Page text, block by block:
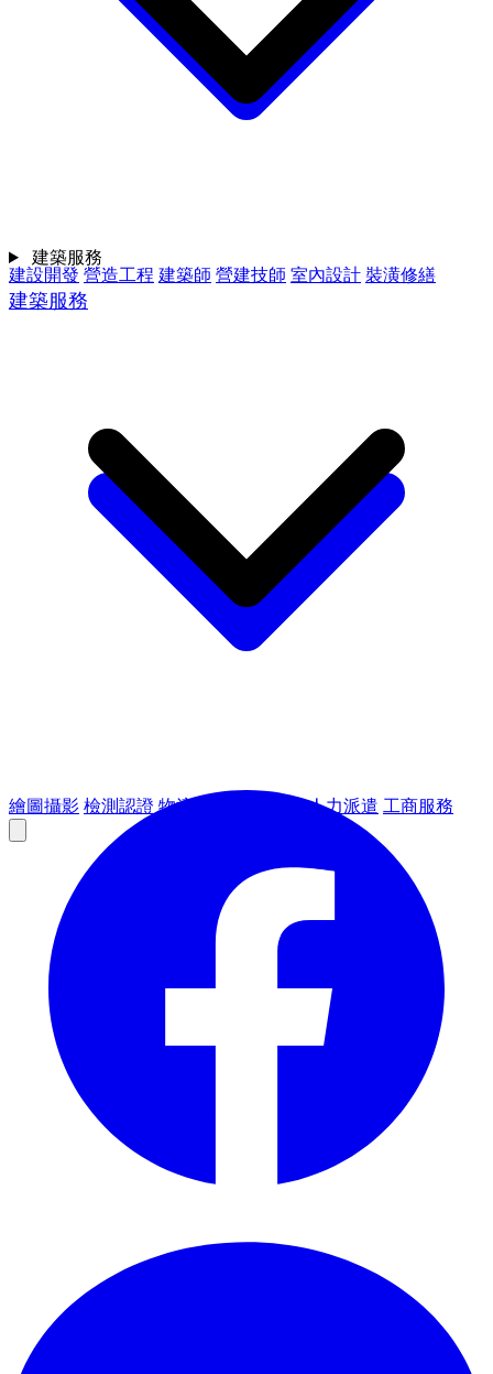
建設開發 營造工程 建築師 營建技師 室內設計 裝潢修繕
建築服務
繪圖攝影 檢測認證 物流倉儲 人力派遣 工商服務
建築服務